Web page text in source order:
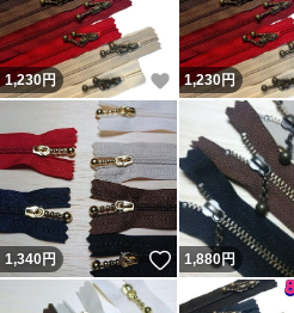
1,230円 いいね！
1,230円
1,340円 いいね！
1,880円